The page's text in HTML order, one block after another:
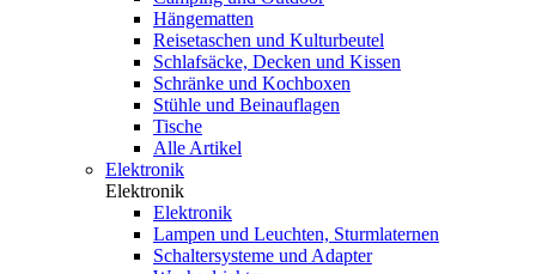
Hängematten
Reisetaschen und Kulturbeutel
Schlafsäcke, Decken und Kissen
Schränke und Kochboxen
Stühle und Beinauflagen
Tische
Alle Artikel
Elektronik
Elektronik
Elektronik
Lampen und Leuchten, Sturmlaternen
Schaltersysteme und Adapter